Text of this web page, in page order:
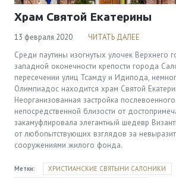
Храм Святой Екатерины
13 февраля 2020
ЧИТАТЬ ДАЛЕЕ
Среди паутины изогнутых улочек Верхнего
западной оконечности крепости города
пересечении улиц Тсамду и Идипода,
Олимпиадос находится храм Святой
Неорганизованная застройка
непосредственной близости от
закамуфлировала элегантный шедевр
от любопытствующих взглядов за
сооружениями жилого фонда.
Метки:
ХРИСТИАНСКИЕ СВЯТЫНИ САЛОНИКИ